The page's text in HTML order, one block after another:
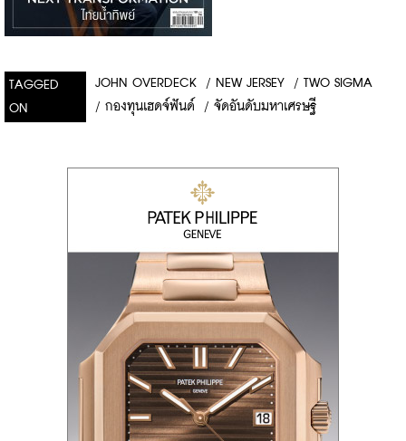
TAGGED
ON
JOHN OVERDECK / NEW JERSEY / TWO SIGMA
/ กองทุนเฮดจ์ฟันด์ / จัดอันดับมหาเศรษฐี